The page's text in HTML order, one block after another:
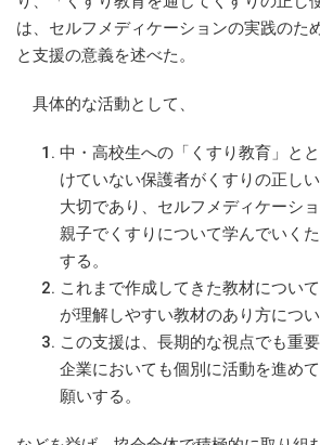
は、セルフメディケーションの実践のた
と支援の意義を述べた。
具体的な活動として、
中・高校生への「くすり教育」と
けていない保護者がくすりの正し
大切であり、セルフメディケーシ
親子でくすりについて学んでいく
する。
これまで作成してきた教材につい
が理解しやすい教材のあり方につい
この支援は、長期的な視点でも重
企業においても個別に活動を進め
願いする。